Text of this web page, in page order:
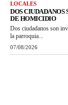
LOCALES
DOS CIUDADANOS
DE HOMICIDIO
Dos ciudadanos son
la parroquia...
07/08/2026